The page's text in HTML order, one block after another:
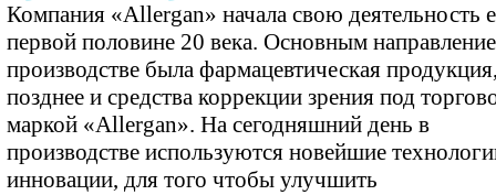
Компания «Allergan» начала свою деятельность
первой половине 20 века. Основным
производстве была фармацевтическая
позднее и средства коррекции зрения под
маркой «Allergan». На сегодняшний день в
производстве используются новейшие
инновации, для того чтобы улучшить